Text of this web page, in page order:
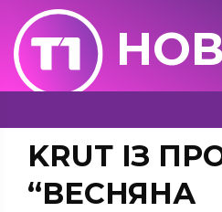
KRUТ ІЗ
“ВЕСНЯНА